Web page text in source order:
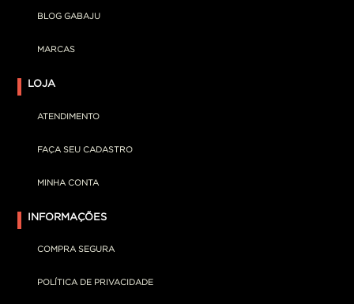
BLOG GABAJU
MARCAS
LOJA
ATENDIMENTO
FAÇA SEU CADASTRO
MINHA CONTA
INFORMAÇÕES
COMPRA SEGURA
POLÍTICA DE PRIVACIDADE